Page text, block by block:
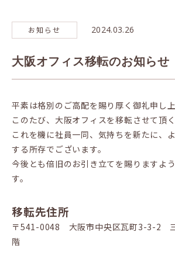
お知らせ 2024.03.26
大阪オフィス移転のお知らせ
平素は格別のご高配を賜り厚く御礼申し上
このたび、大阪オフィスを移転させて頂
これを機に社員一同、気持ちを新たに、
する所存でございます。
今後とも倍旧のお引き立てを賜りますよ
す。
移転先住所
〒541-0048 大阪市中央区瓦町3-3-2
階